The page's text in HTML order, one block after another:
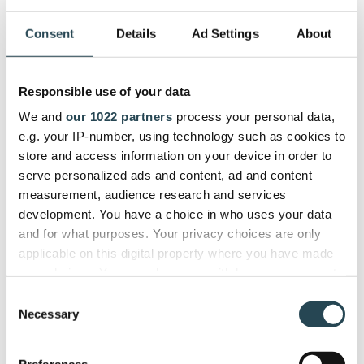
Consent Details Ad Settings About
Responsible use of your data
We and our 1022 partners process your personal data,
e.g. your IP-number, using technology such as cookies to
store and access information on your device in order to
serve personalized ads and content, ad and content
measurement, audience research and services
development. You have a choice in who uses your data
and for what purposes. Your privacy choices are only
applicable on this digital property where you have made
the Privacy trigger icon.
Selection
Necessary
permet à l’IA agentique d’avoir une vue
d’ensemble de toute votre équipe : qui est
facturable, qui est débordé, qui correspond au
d’utilisation conforme aux objectifs, pour chaque
projet. Vous validez chaque réservation.
Connectez-vous à votre LLM
préféré et extrayez vous-même
souhaitez.